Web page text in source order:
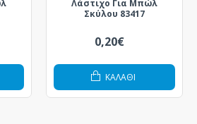
Λάστιχο Για Μπώλ
Σκύλου 83417
0,20€
ΚΑΛΆΘΙ